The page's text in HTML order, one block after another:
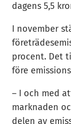
dagens 5,5
I november
procent. Det
före
– I och med
marknaden
delen av